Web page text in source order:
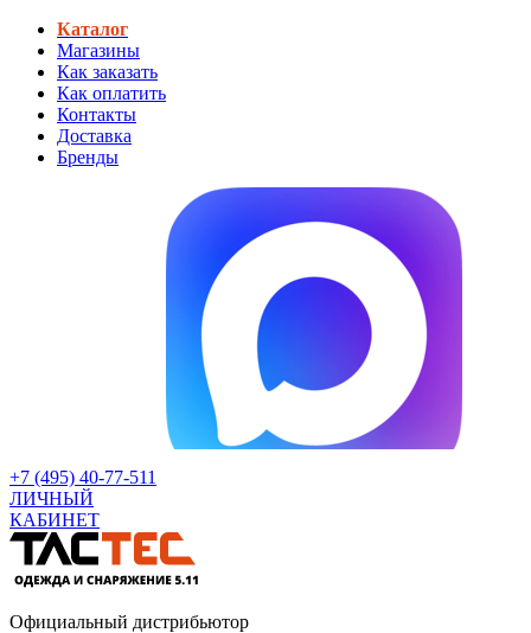
Каталог
Магазины
Как заказать
Как оплатить
Контакты
Доставка
Бренды
+7 (495) 40-77-511
ЛИЧНЫЙ
КАБИНЕТ
Официальный дистрибьютор